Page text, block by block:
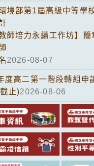
境部第1屆高級中等學
師培力永續工作坊】簡
2026-08-07
度高二第一階段轉組申
止)2026-08-06